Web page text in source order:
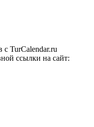
c TurCalendar.ru
ссылки на сайт: